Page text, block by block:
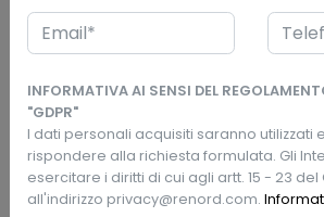
Vieni a vederla presso:Renord S.p.a.
Via Turati, 13 - 27028 San Martino
Prezzo Renord
€22.900
INFORMATIVA AI SENSI DEL
"GDPR"
I dati personali acquisiti saranno utilizzati
rispondere alla richiesta formulata. Gli
esercitare i diritti di cui agli artt. 15 - 23 del
all'indirizzo privacy@renord.com.